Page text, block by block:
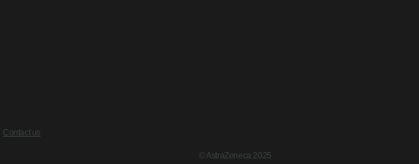
Contact us
© AstraZeneca 2025